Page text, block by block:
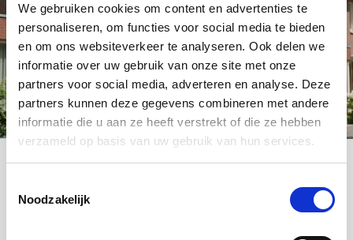
We gebruiken cookies om content en advertenties te
personaliseren, om functies voor social media te bieden
en om ons websiteverkeer te analyseren. Ook delen we
informatie over uw gebruik van onze site met onze
partners voor social media, adverteren en analyse. Deze
partners kunnen deze gegevens combineren met andere
informatie die u aan ze heeft verstrekt of die ze hebben
verzameld op basis van uw gebruik van hun services.
Noodzakelijk
relatiebeëindiging of het verlies van je partner. Je kunt NHG
afsluiten bij de aankoop van een huis, een verbouwing en de
financiering van energiebesparende maatregelen.
Meer voordelen
Voor de adviseur